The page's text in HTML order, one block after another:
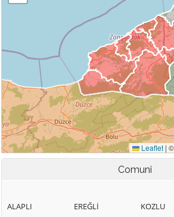
Comuni
ALAPLI
EREĞLİ
KOZLU